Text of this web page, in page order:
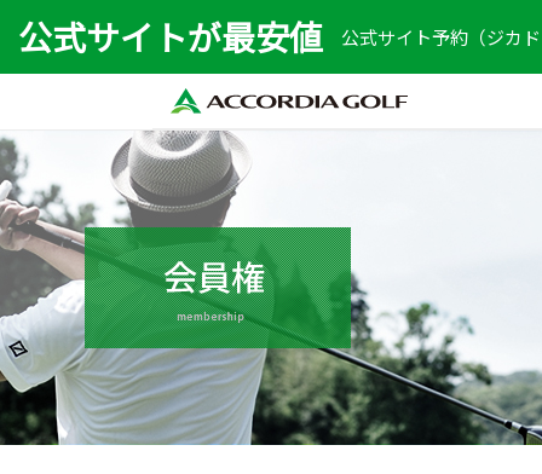
公式サイトが最安値 公式サイト予約（ジカ